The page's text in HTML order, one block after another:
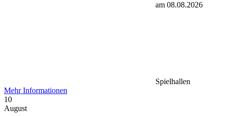
am 08.08.2026
Spielhallen
Mehr Informationen
10
August